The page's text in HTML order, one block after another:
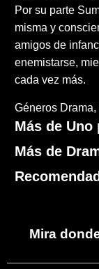
Por su parte
misma y
amigos de
enemistarse,
cada vez más.
Géneros Drama
Más de Uno
Más de
Mira